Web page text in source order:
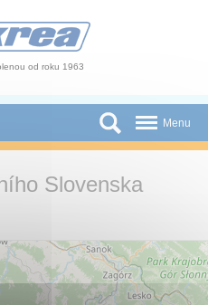
od roku 1963
Menu
Slovenska